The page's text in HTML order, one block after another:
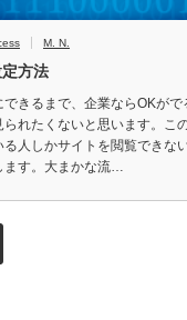
M. N.
方法
きるまで、企業ならOKがで
れたくないと思います。こ
る人しかサイトを閲覧できな
ます。大まかな流…